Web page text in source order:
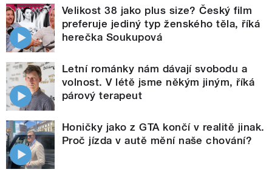
Velikost 38 jako plus size? Český film
preferuje jediný typ ženského těla, říká
herečka Soukupová
Letní románky nám dávají svobodu a
volnost. V létě jsme někým jiným, říká
párový terapeut
Honičky jako z GTA končí v realitě jinak.
Proč jízda v autě mění naše chování?